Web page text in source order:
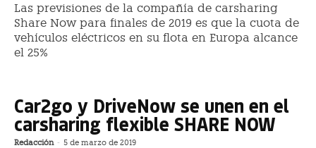
Las previsiones de la compañía de carsharing
Share Now para finales de 2019 es que la cuota de
vehículos eléctricos en su flota en Europa alcance
el 25%
Car2go y DriveNow se unen en el
carsharing flexible SHARE NOW
Redacción - 5 de marzo de 2019